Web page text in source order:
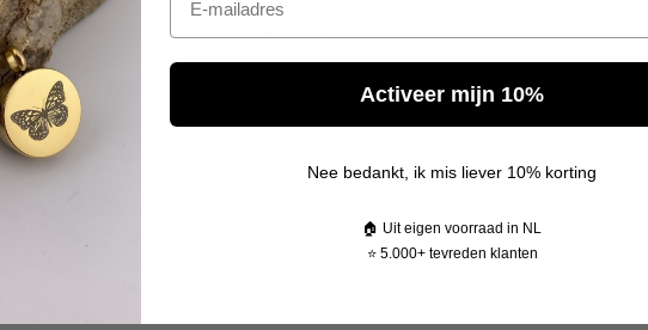
Ik had mijn bestelling last minute nodig voor een herdenking en was
bang dat het niet op tijd zou zijn. Toch de volgende dag al in huis,
mét gravure. Echt ongelofelijk snel én mooi afgewerkt.
Activeer mijn 10%
Nee bedankt, ik mis liever 10% korting
🏠 Uit eigen voorraad in NL
⭐ 5.000+ tevreden klanten